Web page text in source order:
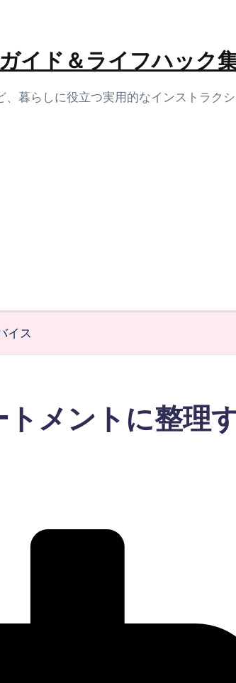
イド＆ライフハック
暮らしに役立つ実用的なインストラク
イス
メントに整理